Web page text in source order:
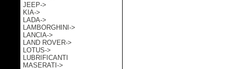
JEEP->
KIA->
LADA->
LAMBORGHINI->
LANCIA->
LAND ROVER->
LOTUS->
LUBRIFICANTI
MASERATI->